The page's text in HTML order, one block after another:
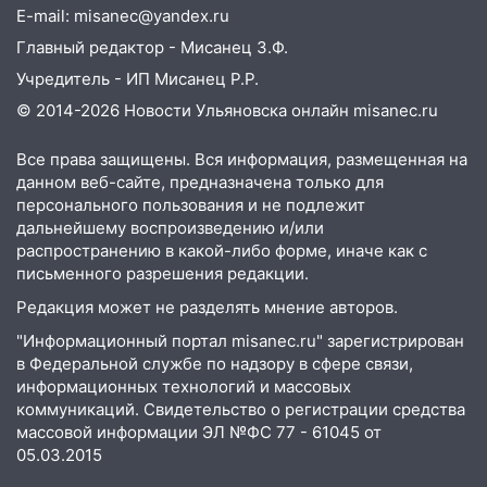
сообщницу мошенников
16:12 Едва не перерезал горло: в
Вешкайме посиделки с судимым
знакомым закончились для женщины
больницей
16:06 18-летняя девушка без прав
перевернулась на мопеде и попала в
больницу
15:59 Ульяновец отдал более 14
миллионов рублей за криминальное
15:32 На «кольце» кроссовер сбил 18-
летнего мопедиста
15:00 В Ульяновске после тройного ДТП
госпитализировали 25-летнего байкера
14:32 На Ульяновскую область
E-mail: misanec@yandex.ru
Главный редактор - Мисанец З.Ф.
Учредитель - ИП Мисанец Р.Р.
© 2014-2026 Новости Ульяновска онлайн misanec.ru
Все права защищены. Вся информация, размещенная на
данном веб-сайте, предназначена только для
персонального пользования и не подлежит
дальнейшему воспроизведению и/или
распространению в какой-либо форме, иначе как с
письменного разрешения редакции.
Редакция может не разделять мнение авторов.
"Информационный портал misanec.ru" зарегистрирован
в Федеральной службе по надзору в сфере связи,
информационных технологий и массовых
коммуникаций. Свидетельство о регистрации средства
массовой информации ЭЛ №ФС 77 - 61045 от
05.03.2015